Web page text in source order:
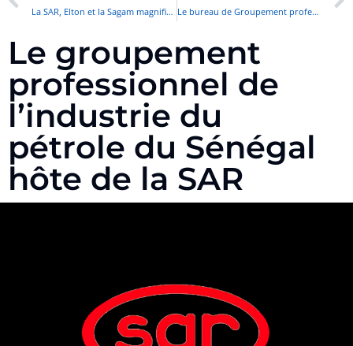
La SAR, Elton et la Sagam magnifient leur collaboration Le bureau de Groupement professionnel de l’industrie du Pétrole effectue une visite de courtoisie à la SAR.
Le groupement
professionnel de
l’industrie du
pétrole du Sénégal
hôte de la SAR